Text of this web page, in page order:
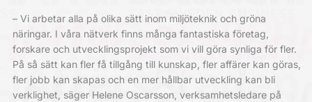
– Vi arbetar alla på olika sätt inom miljöteknik och gröna
näringar. I våra nätverk finns många fantastiska företag,
forskare och utvecklingsprojekt som vi vill göra synliga för fler.
På så sätt kan fler få tillgång till kunskap, fler affärer kan göras,
fler jobb kan skapas och en mer hållbar utveckling kan bli
verklighet, säger Helene Oscarsson, verksamhetsledare på